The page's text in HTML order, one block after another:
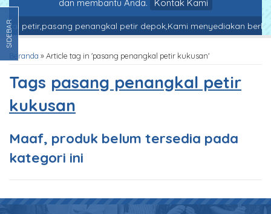
dan membantu Anda.
Kontak Kami
petir,pasang penangkal petir depok,Kami menyediakan
Beranda »Article tag in 'pasang penangkal petir kukusan'
Tags pasang penangkal petir
kukusan
Maaf, produk belum tersedia pada
kategori ini
SIDEBAR